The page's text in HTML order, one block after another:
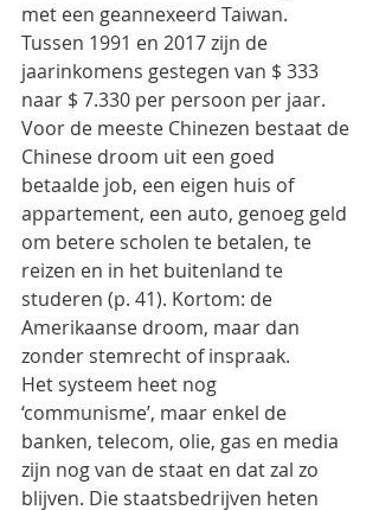
met een geannexeerd Taiwan.
Tussen 1991 en 2017 zijn de
jaarinkomens gestegen van $ 333
naar $ 7.330 per persoon per jaar.
Voor de meeste Chinezen bestaat de
Chinese droom uit een goed
betaalde job, een eigen huis of
appartement, een auto, genoeg geld
om betere scholen te betalen, te
reizen en in het buitenland te
studeren (p. 41). Kortom: de
Amerikaanse droom, maar dan
zonder stemrecht of inspraak.
Het systeem heet nog
‘communisme’, maar enkel de
banken, telecom, olie, gas en media
zijn nog van de staat en dat zal zo
blijven. Die staatsbedrijven heten